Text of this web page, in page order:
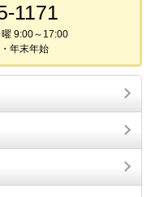
1171
9:00～17:00
年末年始